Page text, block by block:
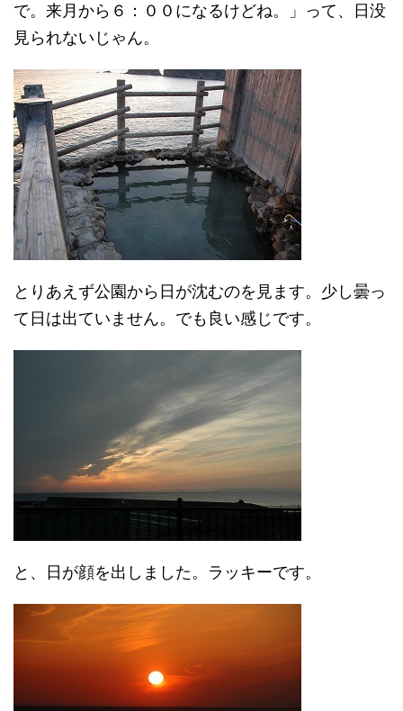
で。来月から６：００になるけどね。」って、日没
見られないじゃん。
とりあえず公園から日が沈むのを見ます。少し曇っ
て日は出ていません。でも良い感じです。
と、日が顔を出しました。ラッキーです。